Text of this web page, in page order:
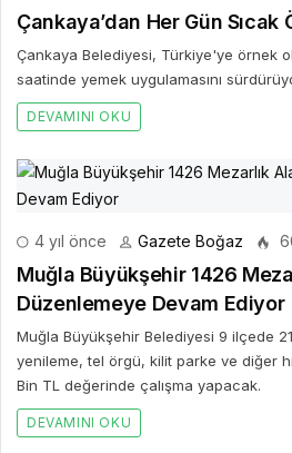
Çankaya’dan Her Gün Sıcak
Çankaya Belediyesi, Türkiye'ye örnek
saatinde yemek uygulamasını
DEVAMINI OKU
4 yıl önce Gazete Boğaz
Muğla Büyükşehir 1426
Düzenlemeye Devam Ediyor
Muğla Büyükşehir Belediyesi 9 ilçede
yenileme, tel örgü, kilit parke ve diğer
Bin TL değerinde çalışma yapacak.
DEVAMINI OKU